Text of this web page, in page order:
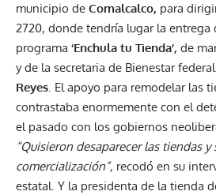
municipio de Comalcalco, para
2720, donde tendría lugar la entrega
programa ‘Enchula tu Tienda’, de
y de la secretaria de Bienestar
Reyes. El apoyo para remodelar las
contrastaba enormemente con el
el pasado con los gobiernos
“Quisieron desaparecer las tiendas
comercialización”, recodó en su
estatal. Y la presidenta de la tienda